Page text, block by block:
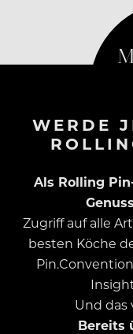
WERDE
Als Rolling
Zugriff auf alle
besten Köche
Und das
Bereits